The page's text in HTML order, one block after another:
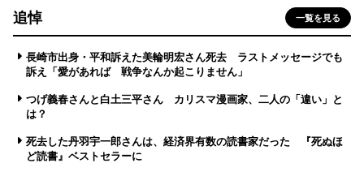
追悼 一覧を見る
長崎市出身・平和訴えた美輪明宏さん死去 ラストメッセージでも
訴え「愛があれば 戦争なんか起こりません」
つげ義春さんと白土三平さん カリスマ漫画家、二人の「違い」と
は？
死去した丹羽宇一郎さんは、経済界有数の読書家だった 『死ぬほ
ど読書』ベストセラーに